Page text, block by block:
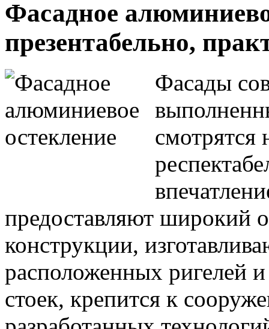
Фасадное
презентабельно,
Фасады
смотрятся
предоставляют широкий
конструкции,
расположенных ригелей
стоек, крепится к